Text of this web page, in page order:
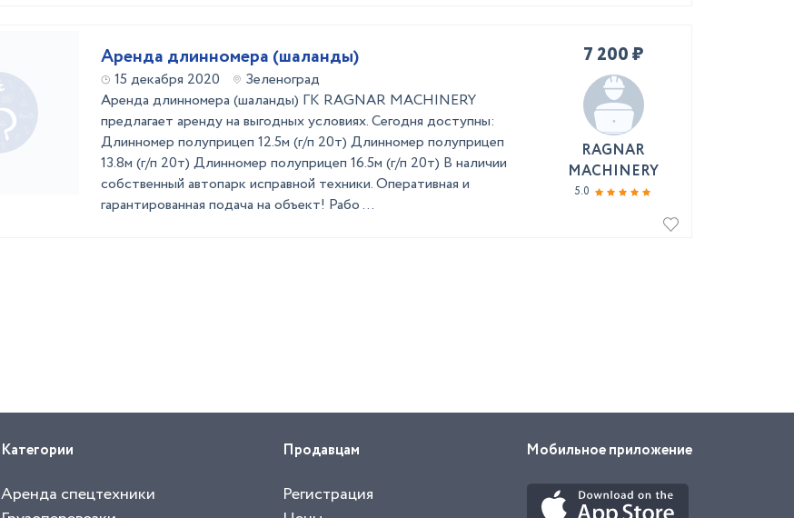
Аренда длинномера (шаланды)
15 декабря 2020
Зеленоград
Аренда длинномера (шаланды) ГК RAGNAR MACHINERY
предлагает аренду на выгодных условиях. Сегодня доступны:
Длинномер полуприцеп 12.5м (г/п 20т) Длинномер полуприцеп
13.8м (г/п 20т) Длинномер полуприцеп 16.5м (г/п 20т) В наличии
собственный автопарк исправной техники. Оперативная и
гарантированная подача на объект! Рабо ...
7 200 ₽
RAGNAR
MACHINERY
5.0
Категории
Аренда спецтехники
Продавцам
Регистрация
Мобильное приложение